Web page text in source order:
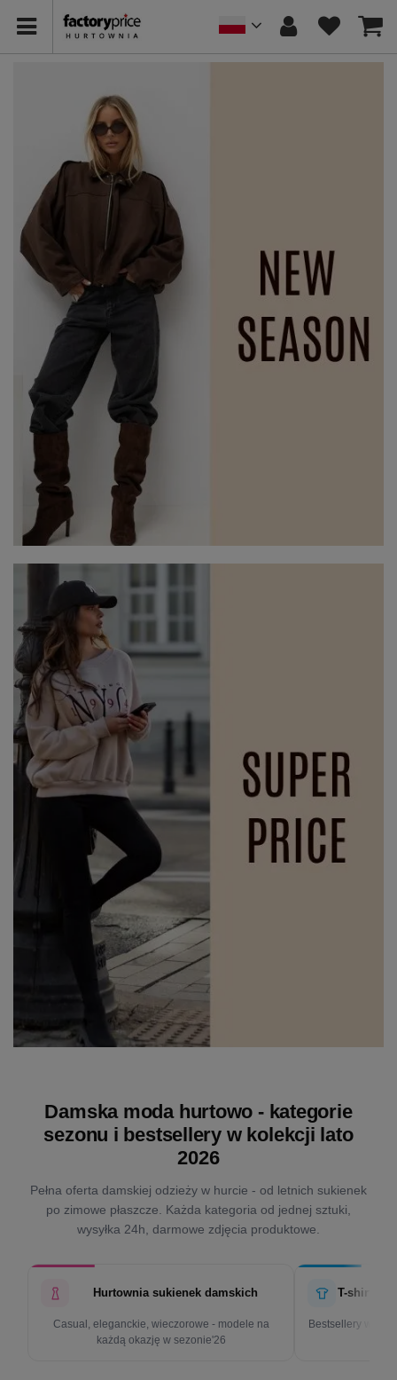
Damska moda hurtowo - kategorie
sezonu i bestsellery w kolekcji lato
2026
Pełna oferta damskiej odzieży w hurcie - od letnich sukienek
po zimowe płaszcze. Każda kategoria od jednej sztuki,
wysyłka 24h, darmowe zdjęcia produktowe.
Hurtownia sukienek damskich
Casual, eleganckie, wieczorowe - modele na
każdą okazję w sezonie'26
T-shirty
Bestsellery w